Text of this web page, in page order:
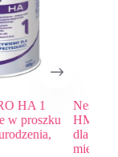
Plus 2
w płynie
powyżej 6.